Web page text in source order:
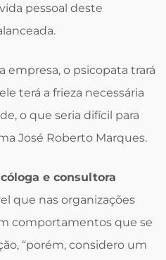
pessoal deste
empresa, o psicopata trará
terá a frieza necessária
o que seria difícil para
José Roberto Marques.
e consultora
que nas organizações
comportamentos que se
“porém, considero um